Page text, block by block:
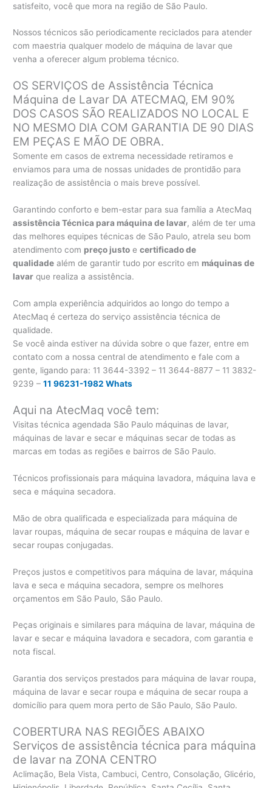
satisfeito, você que mora na região de São Paulo.
Nossos técnicos são periodicamente reciclados para atender
com maestria qualquer modelo de máquina de lavar que
venha a oferecer algum problema técnico.
OS SERVIÇOS de Assistência Técnica
Máquina de Lavar DA ATECMAQ, EM 90%
DOS CASOS SÃO REALIZADOS NO LOCAL E
NO MESMO DIA COM GARANTIA DE 90 DIAS
EM PEÇAS E MÃO DE OBRA.
Somente em casos de extrema necessidade retiramos e
enviamos para uma de nossas unidades de prontidão para
realização de assistência o mais breve possível.
Garantindo conforto e bem-estar para sua família a AtecMaq
assistência Técnica para máquina de lavar, além de ter uma
das melhores equipes técnicas de São Paulo, atrela seu bom
atendimento com preço justo ecertificado de
qualidade além de garantir tudo por escrito em máquinas de
lavar que realiza a assistência.
Com ampla experiência adquiridos ao longo do tempo a
AtecMaq é certeza do serviço assistência técnica de
qualidade.
Se você ainda estiver na dúvida sobre o que fazer, entre em
contato com a nossa central de atendimento e fale com a
gente, ligando para: 11 3644-3392 – 11 3644-8877 – 11 3832-
9239 –11 96231-1982 Whats
Aqui na AtecMaq você tem:
Visitas técnica agendada São Paulo máquinas de lavar,
máquinas de lavar e secar e máquinas secar de todas as
marcas em todas as regiões e bairros de São Paulo.
Técnicos profissionais para máquina lavadora, máquina lava e
seca e máquina secadora.
Mão de obra qualificada e especializada para máquina de
lavar roupas, máquina de secar roupas e máquina de lavar e
secar roupas conjugadas.
Preços justos e competitivos para máquina de lavar, máquina
lava e seca e máquina secadora, sempre os melhores
orçamentos em São Paulo, São Paulo.
Peças originais e similares para máquina de lavar, máquina de
lavar e secar e máquina lavadora e secadora, com garantia e
nota fiscal.
Garantia dos serviços prestados para máquina de lavar roupa,
máquina de lavar e secar roupa e máquina de secar roupa a
domicílio para quem mora perto de São Paulo, São Paulo.
COBERTURA NAS REGIÕES ABAIXO
Serviços de assistência técnica para máquina
de lavar na ZONA CENTRO
Aclimação, Bela Vista, Cambuci, Centro, Consolação, Glicério,